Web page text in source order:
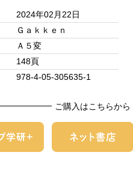
2024年02月22日
Ｇａｋｋｅｎ
Ａ５変
148頁
978-4-05-305635-1
ご購入はこちらから